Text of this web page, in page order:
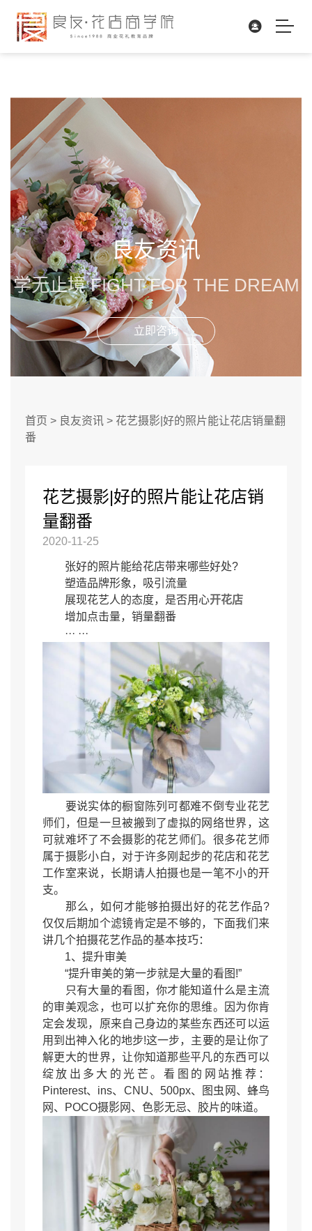
良友资讯
学无止境 FIGHT FOR THE DREAM
立即咨询
首页 > 良友资讯> 花艺摄影|好的照片能让花店销量翻
番
花艺摄影|好的照片能让花店销
量翻番
2020-11-25
张好的照片能给花店带来哪些好处?
塑造品牌形象，吸引流量
展现花艺人的态度，是否用心开花店
增加点击量，销量翻番
··· ···
要说实体的橱窗陈列可都难不倒专业花艺
师们，但是一旦被搬到了虚拟的网络世界，这
可就难坏了不会摄影的花艺师们。很多花艺师
属于摄影小白，对于许多刚起步的花店和花艺
工作室来说，长期请人拍摄也是一笔不小的开
支。
那么，如何才能够拍摄出好的花艺作品?
仅仅后期加个滤镜肯定是不够的，下面我们来
讲几个拍摄花艺作品的基本技巧：
1、提升审美
“提升审美的第一步就是大量的看图!”
只有大量的看图，你才能知道什么是主流
的审美观念，也可以扩充你的思维。因为你肯
定会发现，原来自己身边的某些东西还可以运
用到出神入化的地步!这一步，主要的是让你了
解更大的世界，让你知道那些平凡的东西可以
绽放出多大的光芒。看图的网站推荐：
Pinterest、ins、CNU、500px、图虫网、蜂鸟
网、POCO摄影网、色影无忌、胶片的味道。